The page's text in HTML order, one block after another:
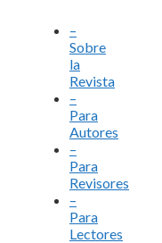
–
Sobre
la
Revista
–
Para
Autores
–
Para
Revisores
–
Para
Lectores